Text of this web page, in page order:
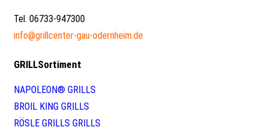
Tel. 06733-947300
info@grillcenter-gau-odernheim.de
GRILLSortiment
NAPOLEON® GRILLS
BROIL KING GRILLS
RÖSLE GRILLS GRILLS